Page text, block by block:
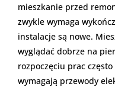
mieszkanie przed
zwykle wymaga
instalacje są nowe.
wyglądać dobrze na
rozpoczęciu prac
wymagają przewody